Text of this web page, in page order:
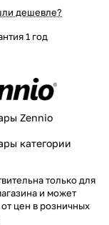
дешевле?
1 год
Zennio
категории
только для
и может
от цен в розничных